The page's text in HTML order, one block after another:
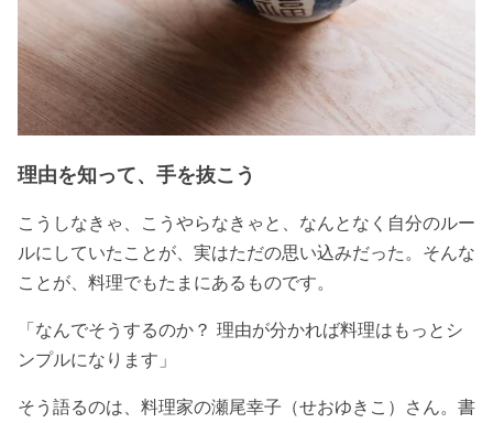
理由を知って、手を抜こう
こうしなきゃ、こうやらなきゃと、なんとなく自分のルー
ルにしていたことが、実はただの思い込みだった。そんな
ことが、料理でもたまにあるものです。
「なんでそうするのか？ 理由が分かれば料理はもっとシ
ンプルになります」
そう語るのは、料理家の瀬尾幸子（せおゆきこ）さん。書